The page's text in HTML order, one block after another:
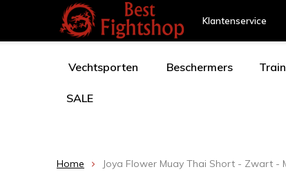
Klantenservice
Vechtsporten Beschermers
SALE
Home Joya Flower Muay Thai Short - Zwart -